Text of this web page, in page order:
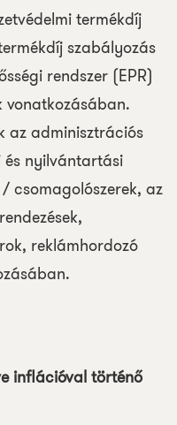
termékdíj
szabályozás
rendszer (EPR)
az adminisztrációs
és nyilvántartási
csomagolószerek, az
reklámhordozó
inflációval történő